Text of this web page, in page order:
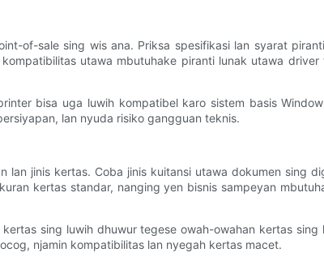
of-sale sing wis ana. Priksa spesifikasi lan syarat
utawa mbutuhake piranti lunak utawa
bisa uga luwih kompatibel karo sistem basis
lan nyuda risiko gangguan teknis.
jinis kertas. Coba jinis kuitansi utawa dokumen sing
kertas standar, nanging yen bisnis sampeyan
sing luwih dhuwur tegese owah-owahan kertas
njamin kompatibilitas lan nyegah kertas macet.